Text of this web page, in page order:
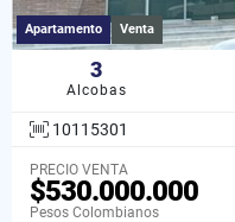
Apartamento Venta
3
Alcobas
10115301
PRECIO VENTA
$530.000.000
Pesos Colombianos